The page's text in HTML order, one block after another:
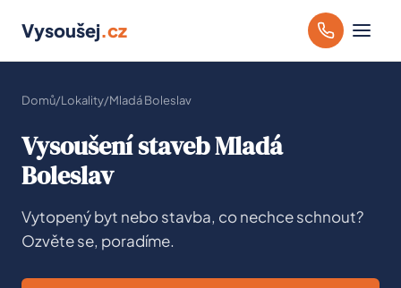
Vysoušej.cz
Domů/Lokality/Mladá Boleslav
Vysoušení staveb Mladá
Boleslav
Vytopený byt nebo stavba, co nechce schnout?
Ozvěte se, poradíme.